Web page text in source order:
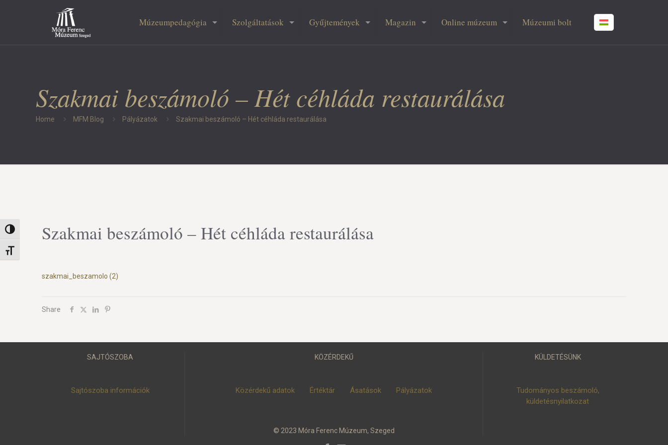
Nagy kontraszt váltása
Betűméret váltása
Múzeumpedagógia Szolgáltatások Gyűjtemények Magazin Online múzeum Múzeumi bolt
Szakmai beszámoló – Hét céhláda restaurálása
Home MFM Blog Pályázatok Szakmai beszámoló – Hét céhláda restaurálása
Szakmai beszámoló – Hét céhláda restaurálása
szakmai_beszamolo (2)
Share
SAJTÓSZOBA
Sajtószoba információk
KÖZÉRDEKŰ
Közérdekű adatok Értéktár Ásatások Pályázatok
KÜLDETÉSÜNK
Tudományos beszámoló,
küldetésnyilatkozat
© 2023 Móra Ferenc Múzeum, Szeged